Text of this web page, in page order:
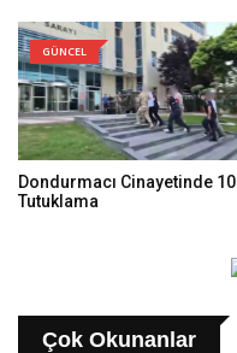
GÜNCEL
Dondurmacı Cinayetinde 10
Tutuklama
Çok Okunanlar